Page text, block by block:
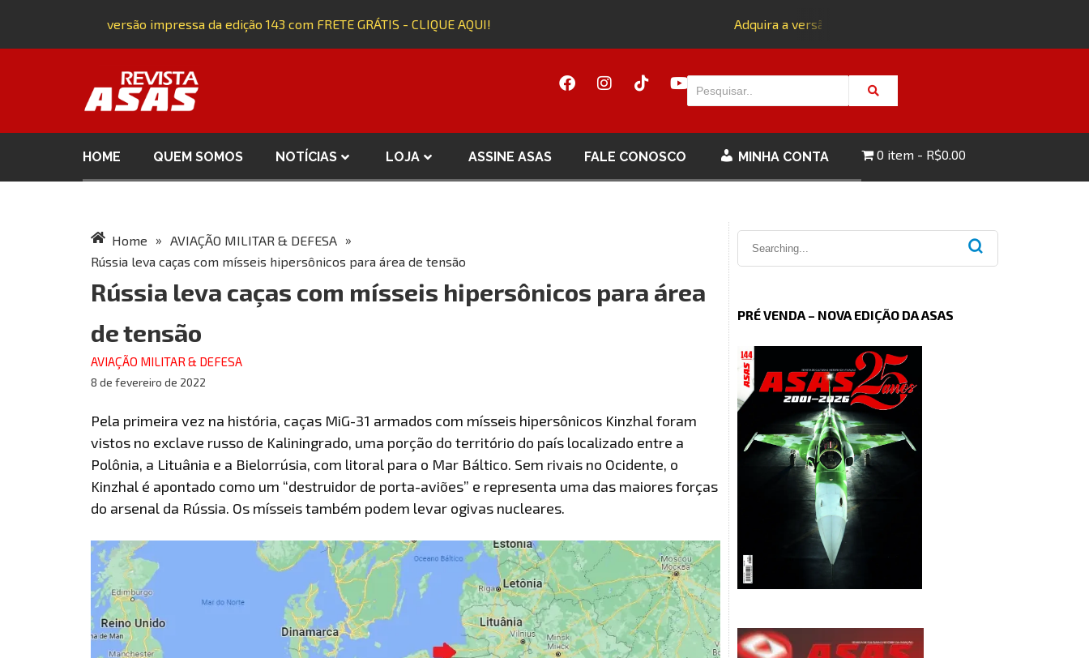
Adquira a versão impressa da edição 143 com FRETE GRÁTIS - CLIQUE AQUI! Adquira a versão impressa da edição 143 com FRETE GRÁTIS -
HOME QUEM SOMOS NOTÍCIAS LOJA ASSINE ASAS FALE CONOSCO MINHA CONTA 0 item R$0.00
Home » AVIAÇÃO MILITAR & DEFESA »
Rússia leva caças com mísseis hipersônicos para área de tensão
Rússia leva caças com mísseis hipersônicos para área
de tensão
AVIAÇÃO MILITAR & DEFESA
8 de fevereiro de 2022
Pela primeira vez na história, caças MiG-31 armados com mísseis hipersônicos Kinzhal foram
vistos no exclave russo de Kaliningrado, uma porção do território do país localizado entre a
Polônia, a Lituânia e a Bielorrúsia, com litoral para o Mar Báltico. Sem rivais no Ocidente, o
Kinzhal é apontado como um “destruidor de porta-aviões” e representa uma das maiores forças
do arsenal da Rússia. Os mísseis também podem levar ogivas nucleares.
PRÉ VENDA – NOVA EDIÇÃO DA ASAS